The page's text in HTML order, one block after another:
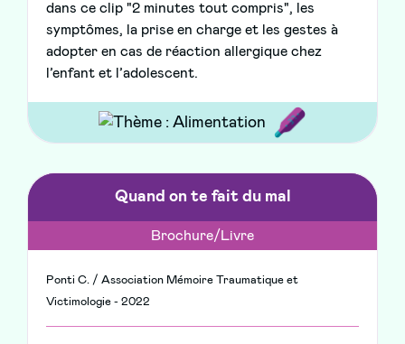
dans ce clip "2 minutes tout compris", les
symptômes, la prise en charge et les gestes à
adopter en cas de réaction allergique chez
l’enfant et l’adolescent.
Quand on te fait du mal
Brochure/Livre
Ponti C. / Association Mémoire Traumatique et
Victimologie - 2022